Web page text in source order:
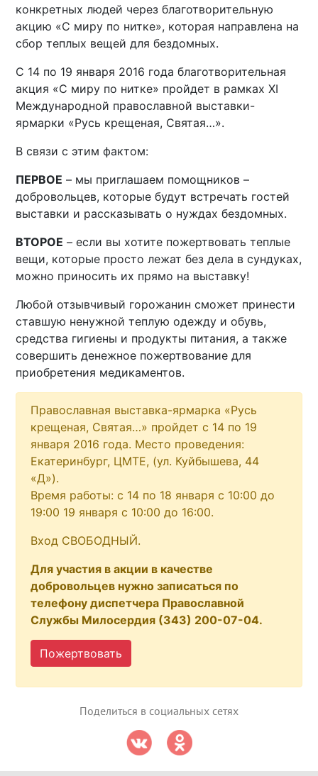
конкретных людей через благотворительную
акцию «С миру по нитке», которая направлена на
сбор теплых вещей для бездомных.
С 14 по 19 января 2016 года благотворительная
акция «С миру по нитке» пройдет в рамках XI
Международной православной выставки-
ярмарки «Русь крещеная, Святая…».
В связи с этим фактом:
ПЕРВОЕ – мы приглашаем помощников –
добровольцев, которые будут встречать гостей
выставки и рассказывать о нуждах бездомных.
ВТОРОЕ – если вы хотите пожертвовать теплые
вещи, которые просто лежат без дела в сундуках,
можно приносить их прямо на выставку!
Любой отзывчивый горожанин сможет принести
ставшую ненужной теплую одежду и обувь,
средства гигиены и продукты питания, а также
совершить денежное пожертвование для
приобретения медикаментов.
Православная выставка-ярмарка «Русь
крещеная, Святая…» пройдет с 14 по 19
января 2016 года. Место проведения:
Екатеринбург, ЦМТЕ, (ул. Куйбышева, 44
«Д»).
Время работы: с 14 по 18 января с 10:00 до
19:00 19 января с 10:00 до 16:00.
Вход СВОБОДНЫЙ.
Для участия в акции в качестве
добровольцев нужно записаться по
телефону диспетчера Православной
Службы Милосердия (343) 200-07-04.
Пожертвовать
Поделиться в социальных сетях